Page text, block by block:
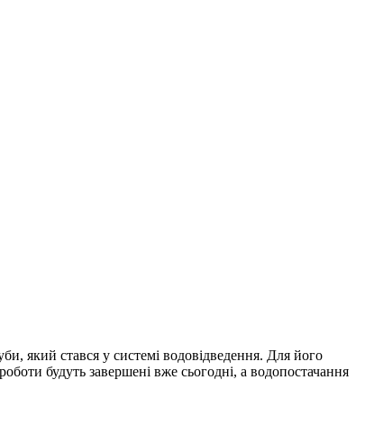
який стався у системі водовідведення. Для його
будуть завершені вже сьогодні, а водопостачання